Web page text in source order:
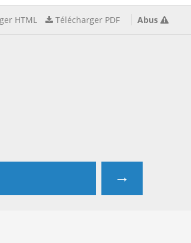
HTML Télécharger PDF Abus
→